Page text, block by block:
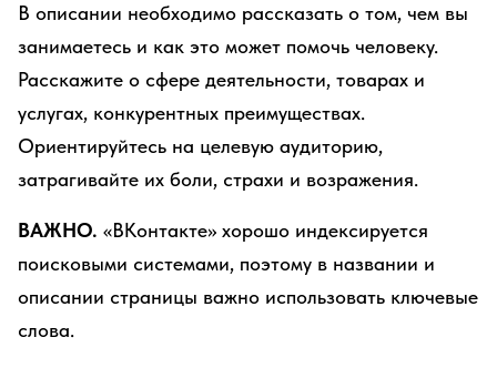
В описании необходимо рассказать о том, чем вы
занимаетесь и как это может помочь человеку.
Расскажите о сфере деятельности, товарах и
услугах, конкурентных преимуществах.
Ориентируйтесь на целевую аудиторию,
затрагивайте их боли, страхи и возражения.
ВАЖНО. «ВКонтакте» хорошо индексируется
поисковыми системами, поэтому в названии и
описании страницы важно использовать ключевые
слова.